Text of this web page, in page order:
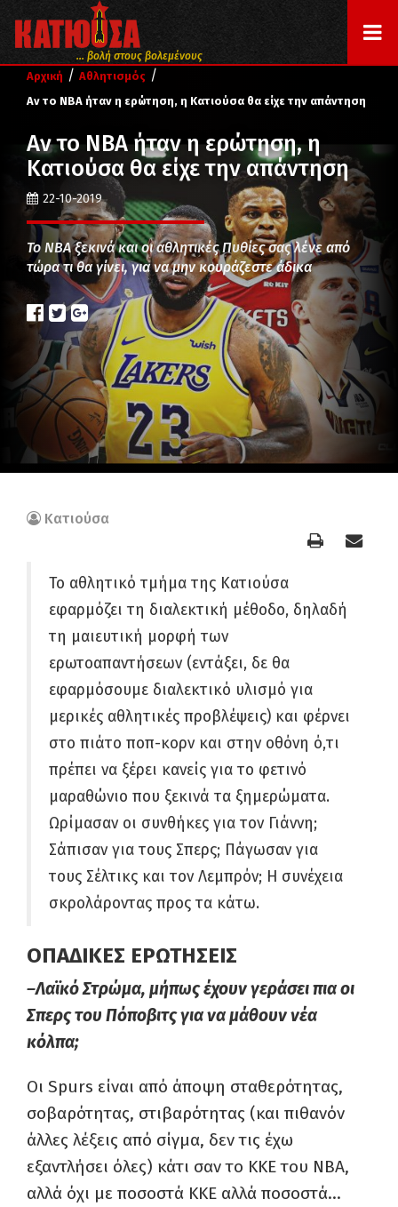
... βολή στους βολεμένους
Αρχική / Αθλητισμός /
Αν το ΝΒΑ ήταν η ερώτηση, η Κατιούσα θα είχε την απάντηση
Αν το ΝΒΑ ήταν η ερώτηση, η
Κατιούσα θα είχε την απάντηση
22-10-2019
Το ΝΒΑ ξεκινά και οι αθλητικές Πυθίες σας λένε από
τώρα τι θα γίνει, για να μην κουράζεστε άδικα
Κατιούσα
Το αθλητικό τμήμα της Κατιούσα
εφαρμόζει τη διαλεκτική μέθοδο, δηλαδή
τη μαιευτική μορφή των
ερωτοαπαντήσεων (εντάξει, δε θα
εφαρμόσουμε διαλεκτικό υλισμό για
μερικές αθλητικές προβλέψεις) και φέρνει
στο πιάτο ποπ-κορν και στην οθόνη ό,τι
πρέπει να ξέρει κανείς για το φετινό
μαραθώνιο που ξεκινά τα ξημερώματα.
Ωρίμασαν οι συνθήκες για τον Γιάννη;
Σάπισαν για τους Σπερς; Πάγωσαν για
τους Σέλτικς και τον Λεμπρόν; Η συνέχεια
σκρολάροντας προς τα κάτω.
ΟΠΑΔΙΚΕΣ ΕΡΩΤΗΣΕΙΣ
–Λαϊκό Στρώμα, μήπως έχουν γεράσει πια οι
Σπερς του Πόποβιτς για να μάθουν νέα
κόλπα;
Οι Spurs είναι από άποψη σταθερότητας,
σοβαρότητας, στιβαρότητας (και πιθανόν
άλλες λέξεις από σίγμα, δεν τις έχω
εξαντλήσει όλες) κάτι σαν το ΚΚΕ του ΝΒΑ,
αλλά όχι με ποσοστά ΚΚΕ αλλά ποσοστά…